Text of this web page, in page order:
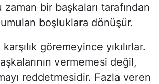
bir başkaları tarafından
boşluklara dönüşür.
göremeyince yıkılırlar.
vermemesi değil,
reddetmesidir. Fazla veren